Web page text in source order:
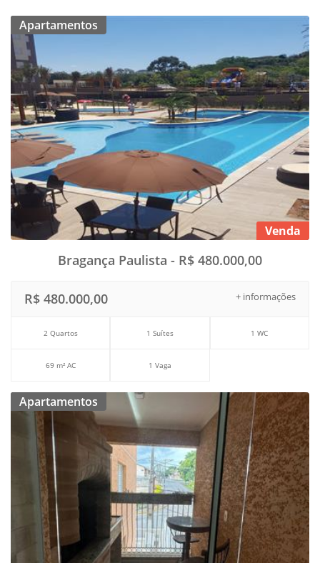
Apartamentos
Venda
Bragança Paulista - R$ 480.000,00
+ informações
R$ 480.000,00
2 Quartos 1 Suítes 1 WC
69 m² AC 1 Vaga
Apartamentos